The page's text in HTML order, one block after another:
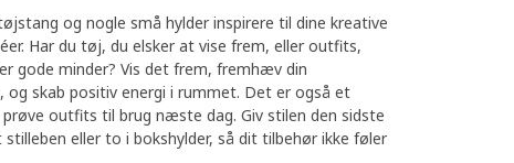
og nogle små hylder inspirere til dine kreative
Har du tøj, du elsker at vise frem, eller outfits,
gode minder? Vis det frem, fremhæv din
og skab positiv energi i rummet. Det er også et
outfits til brug næste dag. Giv stilen den sidste
eller to i bokshylder, så dit tilbehør ikke føler